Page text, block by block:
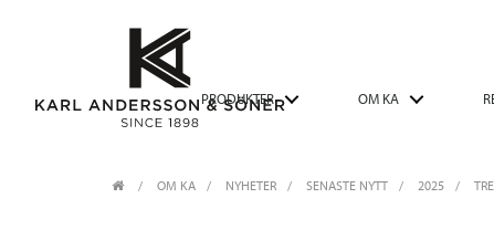
PRODUKTER OM KA
OM KA / NYHETER / SENASTE NYTT 2025 /